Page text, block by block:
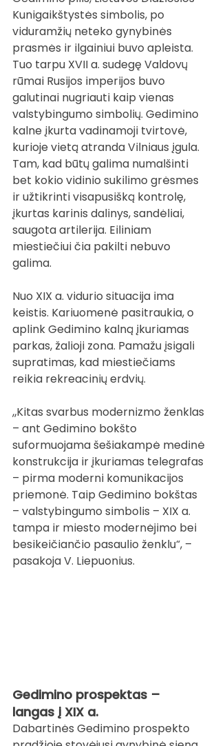
Kunigaikštystės simbolis, po
viduramžių neteko gynybinės
prasmės ir ilgainiui buvo apleista.
Tuo tarpu XVII a. sudegę Valdovų
rūmai Rusijos imperijos buvo
galutinai nugriauti kaip vienas
valstybingumo simbolių. Gedimino
kalne įkurta vadinamoji tvirtovė,
kurioje vietą atranda Vilniaus įgula.
Tam, kad būtų galima numalšinti
bet kokio vidinio sukilimo grėsmes
ir užtikrinti visapusišką kontrolę,
įkurtas karinis dalinys, sandėliai,
saugota artilerija. Eiliniam
miestiečiui čia pakilti nebuvo
galima.
Nuo XIX a. vidurio situacija ima
keistis. Kariuomenė pasitraukia, o
aplink Gedimino kalną įkuriamas
parkas, žalioji zona. Pamažu įsigali
supratimas, kad miestiečiams
reikia rekreacinių erdvių.
„Kitas svarbus modernizmo ženklas
– ant Gedimino bokšto
suformuojama šešiakampė medinė
konstrukcija ir įkuriamas telegrafas
– pirma moderni komunikacijos
priemonė. Taip Gedimino bokštas
– valstybingumo simbolis – XIX a.
tampa ir miesto modernėjimo bei
besikeičiančio pasaulio ženklu“, –
pasakoja V. Liepuonius.
Gedimino prospektas –
langas į XIX a.
Dabartinės Gedimino prospekto